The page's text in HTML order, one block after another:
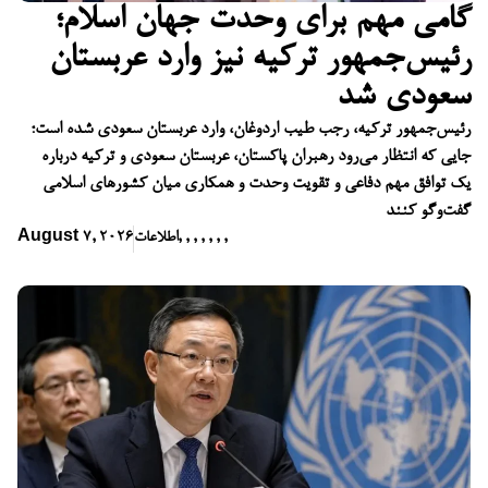
گامی مهم برای وحدت جهان اسلام؛
رئیس‌جمهور ترکیه نیز وارد عربستان
سعودی شد
رئیس‌جمهور ترکیه، رجب طیب اردوغان، وارد عربستان سعودی شده است؛
جایی که انتظار می‌رود رهبران پاکستان، عربستان سعودی و ترکیه درباره
یک توافق مهم دفاعی و تقویت وحدت و همکاری میان کشورهای اسلامی
گفت‌وگو کنند
August 7, 2026اطلاعات, , , , , , ,